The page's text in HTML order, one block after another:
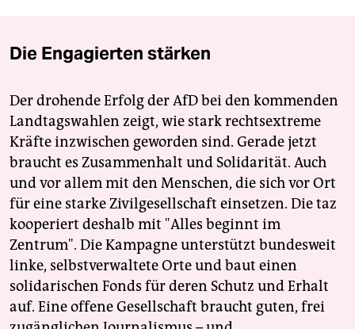
Die Engagierten stärken
Der drohende Erfolg der AfD bei den kommenden
Landtagswahlen zeigt, wie stark rechtsextreme
Kräfte inzwischen geworden sind. Gerade jetzt
braucht es Zusammenhalt und Solidarität. Auch
und vor allem mit den Menschen, die sich vor Ort
für eine starke Zivilgesellschaft einsetzen. Die taz
kooperiert deshalb mit "Alles beginnt im
Zentrum". Die Kampagne unterstützt bundesweit
linke, selbstverwaltete Orte und baut einen
solidarischen Fonds für deren Schutz und Erhalt
auf. Eine offene Gesellschaft braucht guten, frei